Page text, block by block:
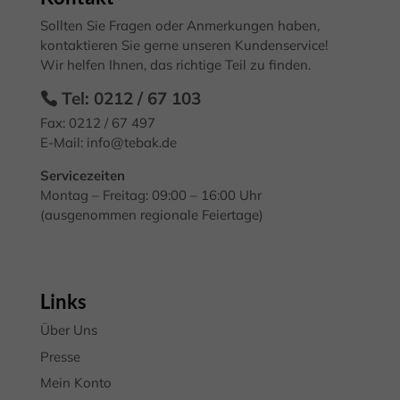
Sollten Sie Fragen oder Anmerkungen haben,
kontaktieren Sie gerne unseren Kundenservice!
Wir helfen Ihnen, das richtige Teil zu finden.
Tel: 0212 / 67 103
Fax: 0212 / 67 497
E-Mail: info@tebak.de
Servicezeiten
Montag – Freitag: 09:00 – 16:00 Uhr
(ausgenommen regionale Feiertage)
Links
Über Uns
Presse
Mein Konto
Datenschutzeinstellungen
Essenziell (2)
Essenzielle Cookies ermöglichen grundlegende Funktionen und sind für
die einwandfreie Funktion der Website erforderlich.
Cookie-Informationen anzeigen
Marketing (3)
verwendet, um personalisierte Werbung anzuzeigen. Sie tun dies, indem
sie Besucher über Websites hinweg verfolgen.
Cookie-Informationen anzeigen
standardmäßig blockiert. Wenn Cookies von externen Medien akzeptiert
werden, bedarf der Zugriff auf diese Inhalte keiner manuellen
Einwilligung mehr.